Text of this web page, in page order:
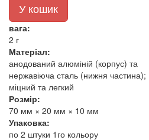
У кошик
вага:
2 г
Матеріал:
анодований алюміній (корпус) та
нержавіюча сталь (нижня частина);
міцний та легкий
Розмір:
70 мм × 20 мм × 10 мм
Упаковка:
по 2 штуки 1го кольору